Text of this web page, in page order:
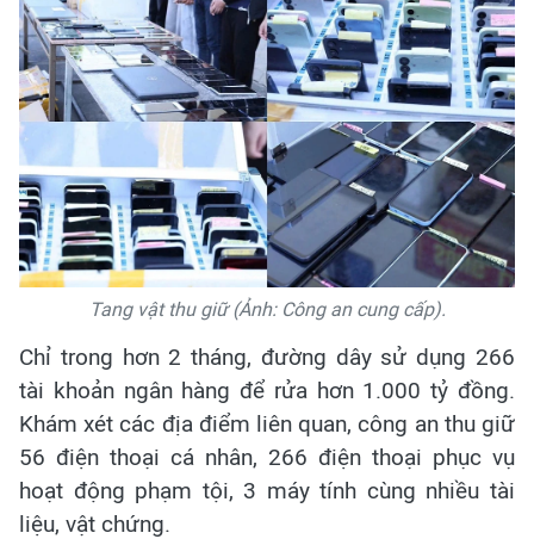
Tang vật thu giữ (Ảnh: Công an cung cấp).
Chỉ trong hơn 2 tháng, đường dây sử dụng 266
tài khoản ngân hàng để rửa hơn 1.000 tỷ đồng.
Khám xét các địa điểm liên quan, công an thu giữ
56 điện thoại cá nhân, 266 điện thoại phục vụ
hoạt động phạm tội, 3 máy tính cùng nhiều tài
liệu, vật chứng.